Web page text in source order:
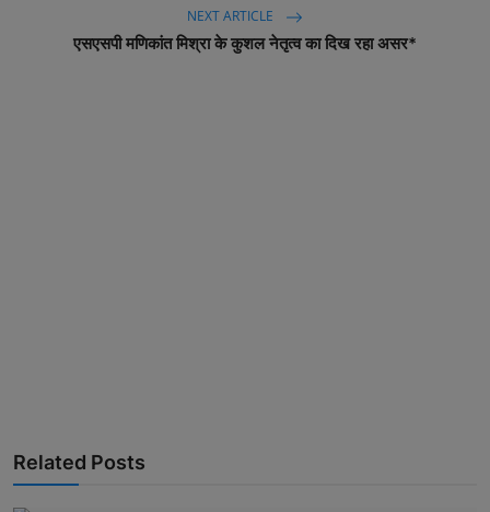
NEXT ARTICLE
एसएसपी मणिकांत मिश्रा के कुशल नेतृत्व का दिख रहा असर*
Related Posts